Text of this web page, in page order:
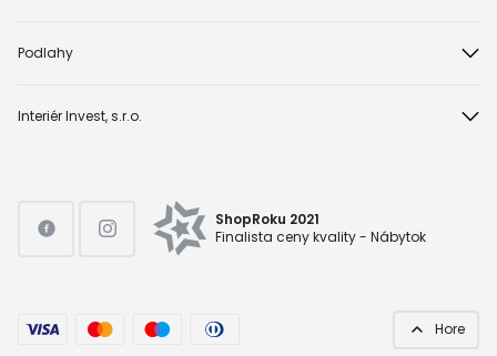
Podlahy
Interiér Invest, s.r.o.
ShopRoku 2021
Finalista ceny kvality - Nábytok
Hore